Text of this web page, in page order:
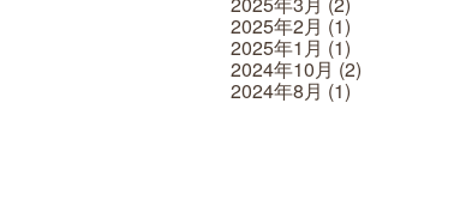
2025年2月 (1)
2025年1月 (1)
2024年10月 (2)
2024年8月 (1)